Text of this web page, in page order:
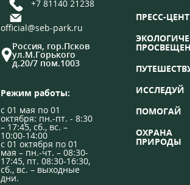
+7 81140 21238
official@seb-park.ru
Россия, гор.Псков
ул.М.Горького
д.20/7 пом.1003
Режим работы:
с 01 мая по 01
октября: пн.-пт. - 8:30
– 17:45, сб., вс. –
10:00-14:00
с 01 октября по 01
мая – пн.-чт. – 08:30-
17:45, пт. 08:30-16:30,
сб., вс. – выходные
дни.
ПРЕСС-
ИССЛЕДУЙ
ПОМОГАЙ
ОХРАНА
ПРИРОДЫ